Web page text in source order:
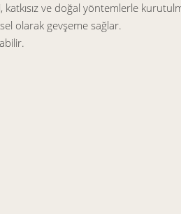
ve doğal yöntemlerle
olarak gevşeme sağlar.